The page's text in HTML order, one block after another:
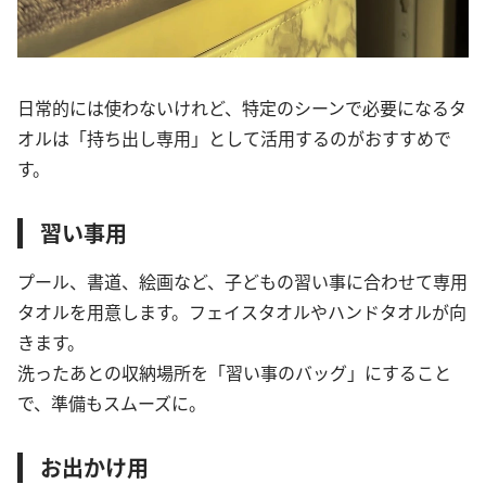
日常的には使わないけれど、特定のシーンで必要になるタ
オルは「持ち出し専用」として活用するのがおすすめで
す。
習い事用
プール、書道、絵画など、子どもの習い事に合わせて専用
タオルを用意します。フェイスタオルやハンドタオルが向
きます。
洗ったあとの収納場所を「習い事のバッグ」にすること
で、準備もスムーズに。
お出かけ用